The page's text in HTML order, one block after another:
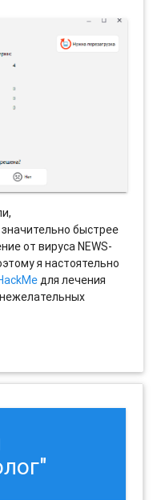
быстрее
от вируса NEWS-
я настоятельно
для лечения